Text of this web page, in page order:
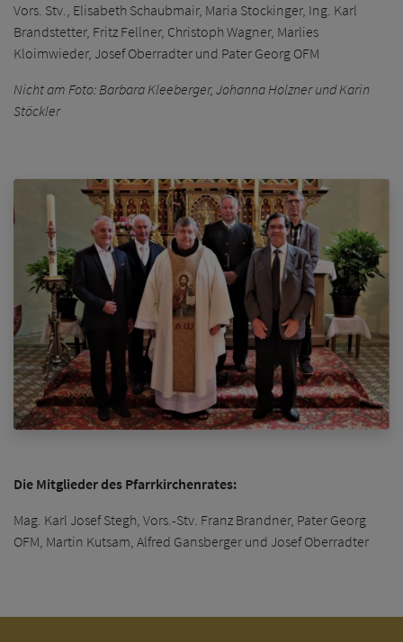
Vors. Stv., Elisabeth Schaubmair, Maria Stockinger, Ing. Karl
Brandstetter, Fritz Fellner, Christoph Wagner, Marlies
Kloimwieder, Josef Oberradter und Pater Georg OFM
Nicht am Foto: Barbara Kleeberger, Johanna Holzner und Karin
Stöckler
Die Mitglieder des Pfarrkirchenrates:
Mag. Karl Josef Stegh, Vors.-Stv. Franz Brandner, Pater Georg
OFM, Martin Kutsam, Alfred Gansberger und Josef Oberradter